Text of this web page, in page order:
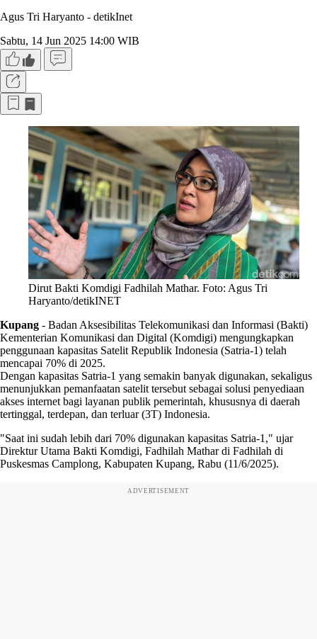
Agus Tri Haryanto - detikInet
Sabtu, 14 Jun 2025 14:00 WIB
Dirut Bakti Komdigi Fadhilah Mathar. Foto: Agus Tri
Haryanto/detikINET
Kupang - Badan Aksesibilitas Telekomunikasi dan Informasi (Bakti)
Kementerian Komunikasi dan Digital (Komdigi) mengungkapkan
penggunaan kapasitas Satelit Republik Indonesia (Satria-1) telah
mencapai 70% di 2025.
Dengan kapasitas Satria-1 yang semakin banyak digunakan, sekaligus
menunjukkan pemanfaatan satelit tersebut sebagai solusi penyediaan
akses internet bagi layanan publik pemerintah, khususnya di daerah
tertinggal, terdepan, dan terluar (3T) Indonesia.
"Saat ini sudah lebih dari 70% digunakan kapasitas Satria-1," ujar
Direktur Utama Bakti Komdigi, Fadhilah Mathar di Fadhilah di
Puskesmas Camplong, Kabupaten Kupang, Rabu (11/6/2025).
ADVERTISEMENT